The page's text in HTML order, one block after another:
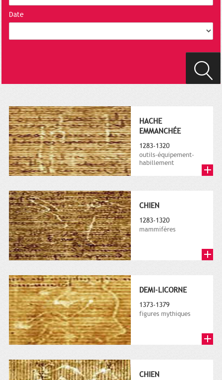
Date
HACHE
EMMANCHÉE
1283-1320
outils-équipement-
habillement
CHIEN
1283-1320
mammifères
DEMI-LICORNE
1373-1379
figures mythiques
CHIEN